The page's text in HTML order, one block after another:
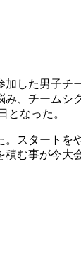
した男子チ
、チームシ
となった。
スタートを
む事が今大